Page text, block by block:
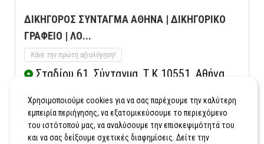
ΔΙΚΗΓΟΡΟΣ ΣΥΝΤΑΓΜΑ ΑΘΗΝΑ | ΔΙΚΗΓΟΡΙΚΟ
ΓΡΑΦΕΙΟ | ΛΟ...
Κάνε την πρώτη αξιολόγηση!
Σταδίου 61, Σύνταγμα, Τ.Κ 10551, Αθήνα,
Κλήση
Εμφάνιση Χάρτη
Χρησιμοποιούμε cookies για να σας παρέχουμε την καλύτερη
εμπειρία περιήγησης, να εξατομικεύσουμε το περιεχόμενο
του ιστότοπού μας, να αναλύσουμε την επισκεψιμότητά του
και να σας δείξουμε σχετικές διαφημίσεις. Δείτε την